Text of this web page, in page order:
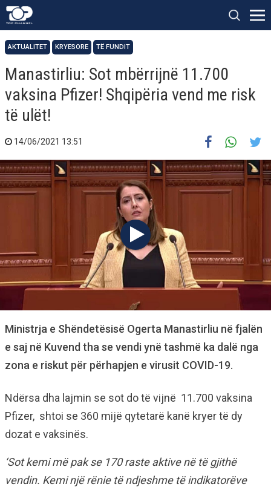
AKTUALITET KRYESORE TË FUNDIT
Manastirliu: Sot mbërrijnë 11.700
vaksina Pfizer! Shqipëria vend me risk
të ulët!
14/06/2021 13:51
Ministrja e Shëndetësisë Ogerta Manastirliu në fjalën
e saj në Kuvend tha se vendi ynë tashmë ka dalë nga
zona e riskut për përhapjen e virusit COVID-19.
Ndërsa dha lajmin se sot do të vijnë 11.700 vaksina
Pfizer, shtoi se 360 mijë qytetarë kanë kryer të dy
dozat e vaksinës.
‘Sot kemi më pak se 170 raste aktive në të gjithë
vendin. Kemi një rënie të ndjeshme të indikatorëve